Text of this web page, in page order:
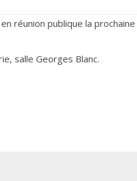
réunion publique la
salle Georges Blanc.